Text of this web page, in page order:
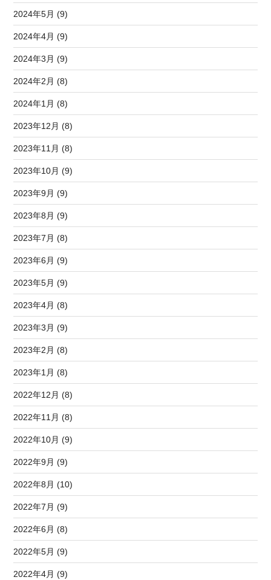
2024年5月 (9)
2024年4月 (9)
2024年3月 (9)
2024年2月 (8)
2024年1月 (8)
2023年12月 (8)
2023年11月 (8)
2023年10月 (9)
2023年9月 (9)
2023年8月 (9)
2023年7月 (8)
2023年6月 (9)
2023年5月 (9)
2023年4月 (8)
2023年3月 (9)
2023年2月 (8)
2023年1月 (8)
2022年12月 (8)
2022年11月 (8)
2022年10月 (9)
2022年9月 (9)
2022年8月 (10)
2022年7月 (9)
2022年6月 (8)
2022年5月 (9)
2022年4月 (9)